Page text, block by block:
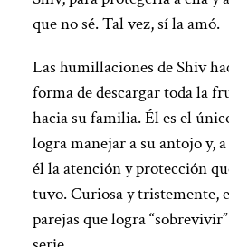
que no sé. Tal vez, sí la amó.
Las humillaciones de Shiv
forma de descargar toda la
hacia su familia. Él es el
logra manejar a su antojo y,
él la atención y protección
tuvo. Curiosa y tristemente,
parejas que logra